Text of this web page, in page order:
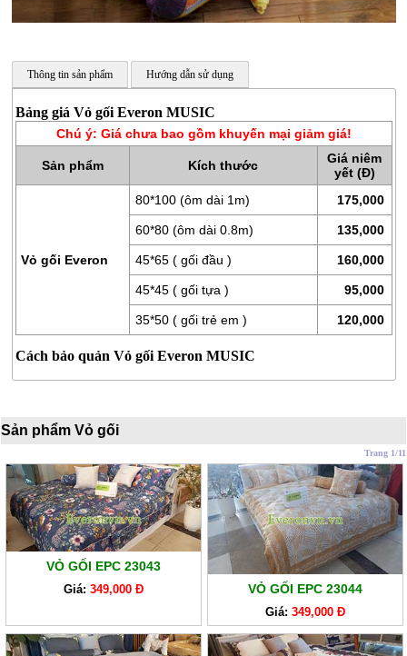
CHĂN
GA
GỐI
ĐỆM
ĐỆM
RUỘT
GỐI
BÔNG
BỘ
CAO
CẤP
ARTEMIS
GIÁ
Thông tin sản phẩm Hướng dẫn sử dụng
Bảng giá Vỏ gối Everon MUSIC
Chú ý: Giá chưa bao gồm khuyến mại giảm giá!
Sản phẩm Kích thước
Giá niêm
yết (Đ)
Vỏ gối Everon
80*100 (ôm dài 1m) 175,000
60*80 (ôm dài 0.8m) 135,000
45*65 ( gối đầu ) 160,000
45*45 ( gối tựa ) 95,000
35*50 ( gối trẻ em ) 120,000
Cách bảo quản Vỏ gối Everon MUSIC
Sản phẩm Vỏ gối
Trang 1/11
VỎ GỐI EPC 23043
Giá: 349,000 Đ VỎ GỐI EPC 23044
Giá: 349,000 Đ